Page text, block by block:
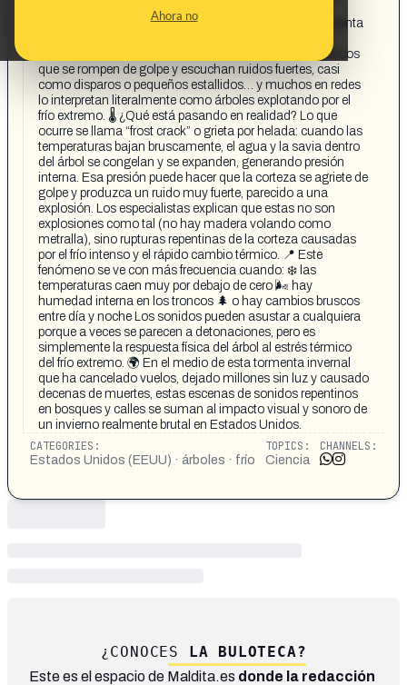
Ahora no
temperaturas extremas, nieve e hielo que paralizan
ciudades enteras— un fenómeno adjudicado a la tormenta
“explotando” por el frío. 📹 Las imágenes muestran troncos
que se rompen de golpe y escuchan ruidos fuertes, casi
como disparos o pequeños estallidos… y muchos en redes
lo interpretan literalmente como árboles explotando por el
frío extremo. 🌡️ ¿Qué está pasando en realidad? Lo que
ocurre se llama “frost crack” o grieta por helada: cuando las
temperaturas bajan bruscamente, el agua y la savia dentro
del árbol se congelan y se expanden, generando presión
interna. Esa presión puede hacer que la corteza se agriete de
golpe y produzca un ruido muy fuerte, parecido a una
explosión. Los especialistas explican que estas no son
explosiones como tal (no hay madera volando como
metralla), sino rupturas repentinas de la corteza causadas
por el frío intenso y el rápido cambio térmico. 📍 Este
fenómeno se ve con más frecuencia cuando: ❄️ las
temperaturas caen muy por debajo de cero 🌬️ hay
humedad interna en los troncos 🌲 o hay cambios bruscos
entre día y noche Los sonidos pueden asustar a cualquiera
porque a veces se parecen a detonaciones, pero es
simplemente la respuesta física del árbol al estrés térmico
del frío extremo. 🌍 En el medio de esta tormenta invernal
que ha cancelado vuelos, dejado millones sin luz y causado
decenas de muertes, estas escenas de sonidos repentinos
en bosques y calles se suman al impacto visual y sonoro de
un invierno realmente brutal en Estados Unidos.
CATEGORIES:
Estados Unidos (EEUU) · árboles · frío
TOPICS:
Ciencia
CHANNELS:
¿CONOCES LA BULOTECA?
Este es el espacio de Maldita.es donde la redacción